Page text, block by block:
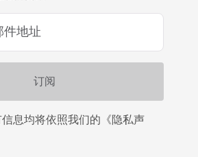
息均将依照我们的《隐私声